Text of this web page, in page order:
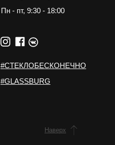
Наверх
Пн - пт, 9:30 - 18:00
#СТЕКЛОБЕСКОНЕЧНО
#GLASSBURG